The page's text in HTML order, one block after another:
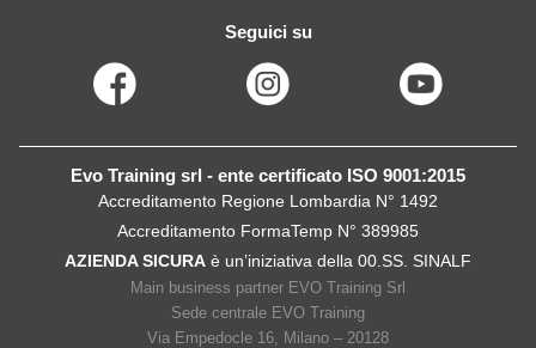
Seguici su
Evo Training srl - ente certificato ISO 9001:2015
Accreditamento Regione Lombardia N° 1492
Accreditamento FormaTemp N° 389985
AZIENDA SICURA è un’iniziativa della 00.SS. SINALF
Main business partner EVO Training Srl
Sede centrale EVO Training
Via Empedocle 16, Milano – 20128